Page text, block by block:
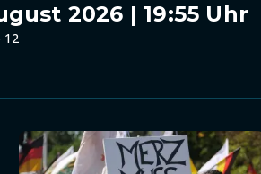
2026 | 19:55 Uhr
12